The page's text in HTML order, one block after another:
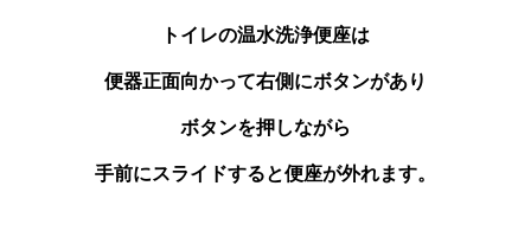
トイレの温水洗浄便座は
便器正面向かって右側にボタンがあり
ボタンを押しながら
手前にスライドすると便座が外れます。